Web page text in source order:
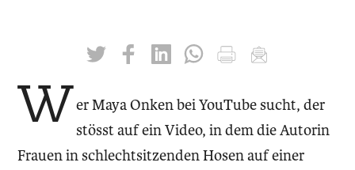
twittern liken teilen teilen drucken
W er Maya Onken bei YouTube sucht, der
stösst auf ein Video, in dem die Autorin
Frauen in schlechtsitzenden Hosen auf einer